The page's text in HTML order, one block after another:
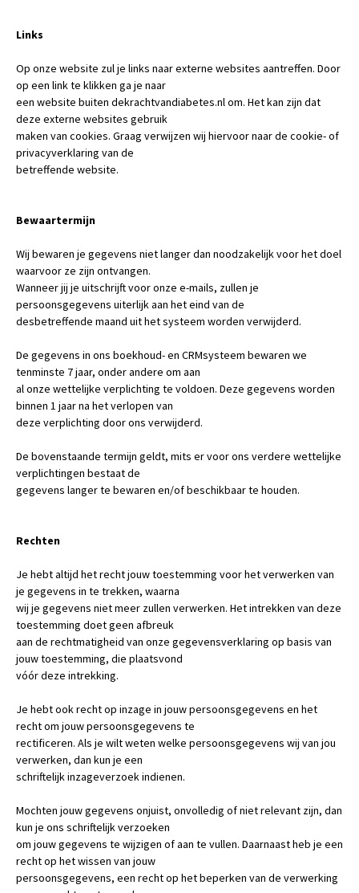
Links
Op onze website zul je links naar externe websites aantreffen. Door
op een link te klikken ga je naar
een website buiten dekrachtvandiabetes.nl om. Het kan zijn dat
deze externe websites gebruik
maken van cookies. Graag verwijzen wij hiervoor naar de cookie- of
privacyverklaring van de
betreffende website.
Bewaartermijn
Wij bewaren je gegevens niet langer dan noodzakelijk voor het doel
waarvoor ze zijn ontvangen.
Wanneer jij je uitschrijft voor onze e-mails, zullen je
persoonsgegevens uiterlijk aan het eind van de
desbetreffende maand uit het systeem worden verwijderd.
De gegevens in ons boekhoud- en CRMsysteem bewaren we
tenminste 7 jaar, onder andere om aan
al onze wettelijke verplichting te voldoen. Deze gegevens worden
binnen 1 jaar na het verlopen van
deze verplichting door ons verwijderd.
De bovenstaande termijn geldt, mits er voor ons verdere wettelijke
verplichtingen bestaat de
gegevens langer te bewaren en/of beschikbaar te houden.
Rechten
Je hebt altijd het recht jouw toestemming voor het verwerken van
je gegevens in te trekken, waarna
wij je gegevens niet meer zullen verwerken. Het intrekken van deze
toestemming doet geen afbreuk
aan de rechtmatigheid van onze gegevensverklaring op basis van
jouw toestemming, die plaatsvond
vóór deze intrekking.
Je hebt ook recht op inzage in jouw persoonsgegevens en het
recht om jouw persoonsgegevens te
rectificeren. Als je wilt weten welke persoonsgegevens wij van jou
verwerken, dan kun je een
schriftelijk inzageverzoek indienen.
Mochten jouw gegevens onjuist, onvolledig of niet relevant zijn, dan
kun je ons schriftelijk verzoeken
om jouw gegevens te wijzigen of aan te vullen. Daarnaast heb je een
recht op het wissen van jouw
persoonsgegevens, een recht op het beperken van de verwerking